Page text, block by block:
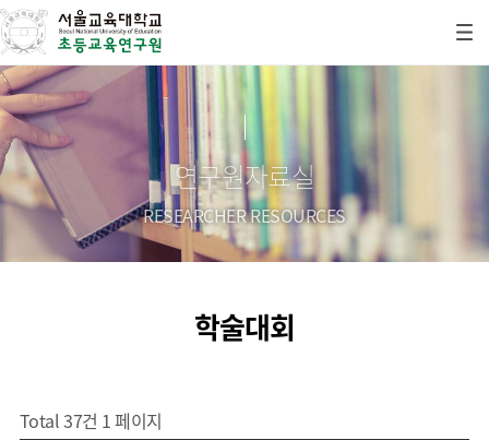
연구원자료실
RESEARCHER RESOURCES
학술대회
Total 37건 1 페이지